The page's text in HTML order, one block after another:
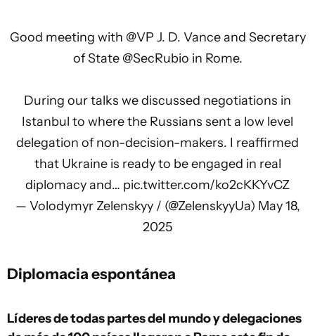
Good meeting with @VP J. D. Vance and Secretary
of State @SecRubio in Rome.
During our talks we discussed negotiations in
Istanbul to where the Russians sent a low level
delegation of non-decision-makers. I reaffirmed
that Ukraine is ready to be engaged in real
diplomacy and… pic.twitter.com/ko2cKKYvCZ
— Volodymyr Zelenskyy / (@ZelenskyyUa) May 18,
2025
Diplomacia espontánea
Líderes de todas partes del mundo y delegaciones